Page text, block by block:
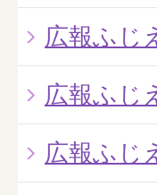
広報ふじ
広報ふじ
広報ふじ